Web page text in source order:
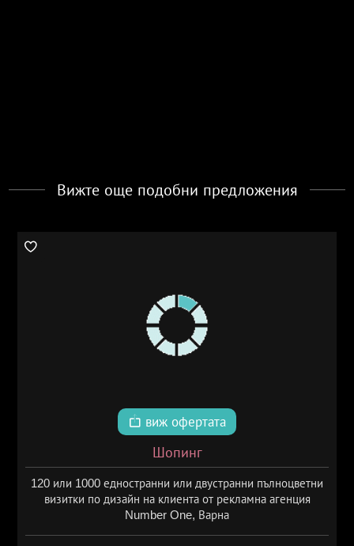
Вижте още подобни предложения
виж офертата
Шопинг
120 или 1000 едностранни или двустранни пълноцветни
визитки по дизайн на клиента от рекламна агенция
Number One, Варна